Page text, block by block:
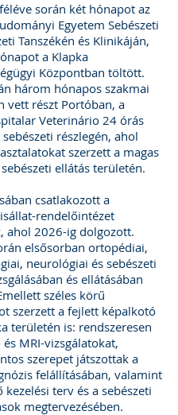
során két hónapot az
Egyetem Sebészeti
Tanszékén és Klinikáján,
a Klapka
Központban töltött.
három hónapos szakmai
vett részt Portóban, a
Veterinário 24 órás
részlegén, ahol
szerzett a magas
ellátás területén.
csatlakozott a
rendelőintézet
ahol 2026-ig dolgozott.
elsősorban ortopédiai,
neurológiai és sebészeti
és ellátásában
széles körű
szerzett a fejlett képalkotó
területén is: rendszeresen
és MRI-vizsgálatokat,
szerepet játszottak a
felállításában, valamint
kezelési terv és a sebészeti
megtervezésében.